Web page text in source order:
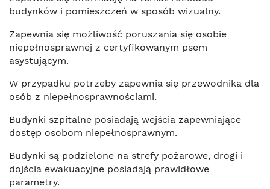
budynków i pomieszczeń w sposób wizualny.
Zapewnia się możliwość poruszania się osobie
niepełnosprawnej z certyfikowanym psem
asystującym.
W przypadku potrzeby zapewnia się przewodnika dla
osób z niepełnosprawnościami.
Budynki szpitalne posiadają wejścia zapewniające
dostęp osobom niepełnosprawnym.
Budynki są podzielone na strefy pożarowe, drogi i
dojścia ewakuacyjne posiadają prawidłowe
parametry.